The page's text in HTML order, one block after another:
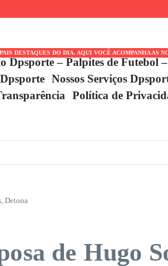
DO DIA. AQUI VOCÊ ACOMPANHA
Dpsporte – Palpites de Futebol
Nossos Serviços
Política de
Detona
de Hugo